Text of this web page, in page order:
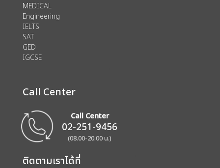
MEDICAL
Engineering
IELTS
SAT
GED
IGCSE
Call Center
Call Center
02-251-9456
(08.00-20.00 น.)
ติดตามเราได้ที่